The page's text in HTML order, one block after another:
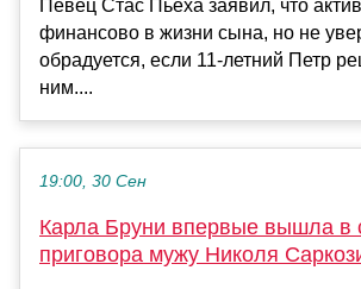
Певец Стас Пьеха заявил, что
финансово в жизни сына, но не
обрадуется, если 11-летний Петр
ним....
19:00, 30 Сен
Карла Бруни впервые вышла в
приговора мужу Николя